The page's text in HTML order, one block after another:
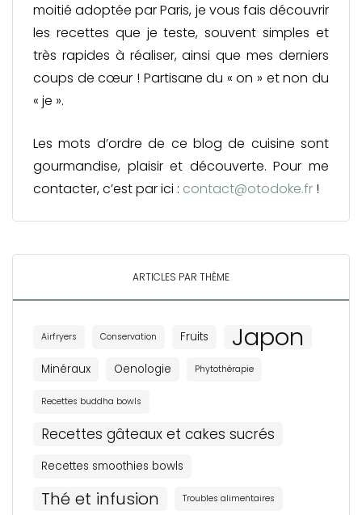
moitié adoptée par Paris, je vous fais découvrir
les recettes que je teste, souvent simples et
très rapides à réaliser, ainsi que mes derniers
coups de cœur ! Partisane du « on » et non du
« je ».
Les mots d’ordre de ce blog de cuisine sont
gourmandise, plaisir et découverte. Pour me
contacter, c’est par ici : contact@otodoke.fr !
ARTICLES PAR THÈME
Airfryers Conservation Fruits Japon
Minéraux Oenologie Phytothérapie
Recettes buddha bowls
Recettes gâteaux et cakes sucrés
Recettes smoothies bowls
Thé et infusion Troubles alimentaires